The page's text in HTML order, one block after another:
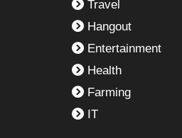
Travel
Hangout
Entertainment
Health
Farming
IT